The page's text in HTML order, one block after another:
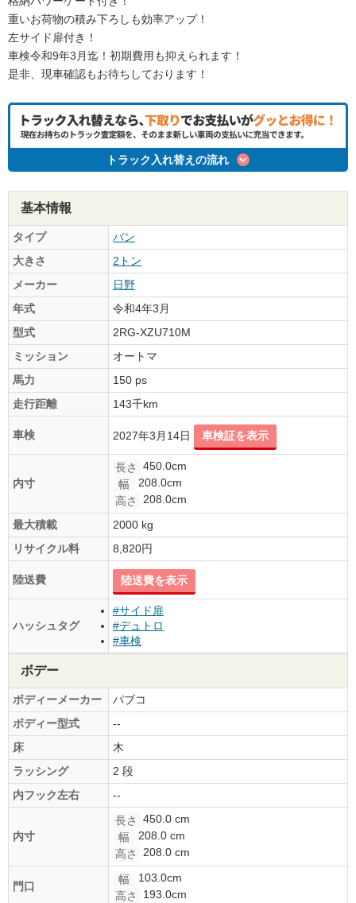
重いお荷物の積み下ろしも効率アップ！
左サイド扉付き！
車検令和9年3月迄！初期費用も抑えられます！
是非、現車確認もお待ちしております！
トラック入れ替えの流れ
基本情報
タイプ
バン
大きさ
2トン
メーカー
日野
年式
令和4年3月
型式
2RG-XZU710M
ミッション
オートマ
馬力
150 ps
走行距離
143千km
車検 2027年3月14日 車検証を表示
内寸
長さ
450.0cm
幅
208.0cm
高さ
208.0cm
最大積載
2000 kg
リサイクル料
8,820円
陸送費 陸送費を表示
ハッシュタグ
#サイド扉
#デュトロ
#車検
ボデー
ボディーメーカー
パブコ
ボディー型式
--
床
木
ラッシング
2 段
内フック左右
--
内寸
長さ
450.0 cm
幅
208.0 cm
高さ
208.0 cm
門口
幅
103.0cm
高さ
193.0cm